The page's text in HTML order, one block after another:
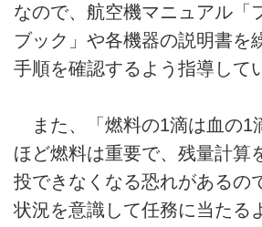
なので、航空機マニュアル「
ブック」や各機器の説明書を
手順を確認するよう指導して
また、「燃料の1滴は血の1
ほど燃料は重要で、残量計算
投できなくなる恐れがあるの
状況を意識して任務に当たる